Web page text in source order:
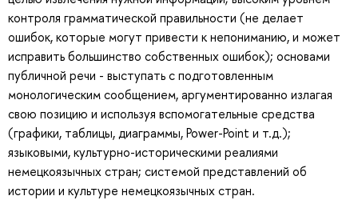
контроля грамматической правильности (не делает
ошибок, которые могут привести к непониманию, и может
исправить большинство собственных ошибок); основами
публичной речи - выступать с подготовленным
монологическим сообщением, аргументированно излагая
свою позицию и используя вспомогательные средства
(графики, таблицы, диаграммы, Power-Point и т.д.);
языковыми, культурно-историческими реалиями
немецкоязычных стран; системой представлений об
истории и культуре немецкоязычных стран.